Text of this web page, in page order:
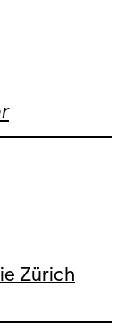
Zürich